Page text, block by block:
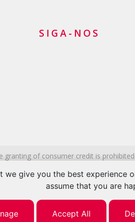
SIGA-NOS
of consumer credit is
on the client’s individual situation. No
in the Commercial Register of the
we give you the best
assume that you are
Accept All